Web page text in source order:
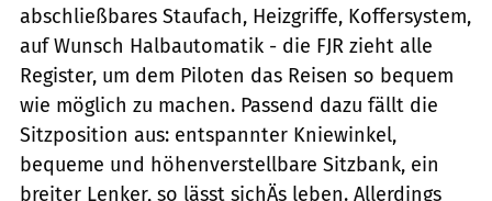
abschließbares Staufach, Heizgriffe, Koffersystem,
auf Wunsch Halbautomatik - die FJR zieht alle
Register, um dem Piloten das Reisen so bequem
wie möglich zu machen. Passend dazu fällt die
Sitzposition aus: entspannter Kniewinkel,
bequeme und höhenverstellbare Sitzbank, ein
breiter Lenker, so lässt sichÄs leben. Allerdings